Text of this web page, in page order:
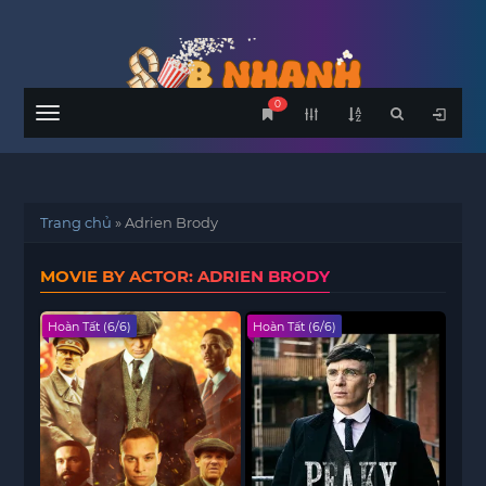
Menu
0
Trang chủ »Adrien Brody
MOVIE BY ACTOR: ADRIEN BRODY
Hoàn Tất (6/6) Hoàn Tất (6/6)